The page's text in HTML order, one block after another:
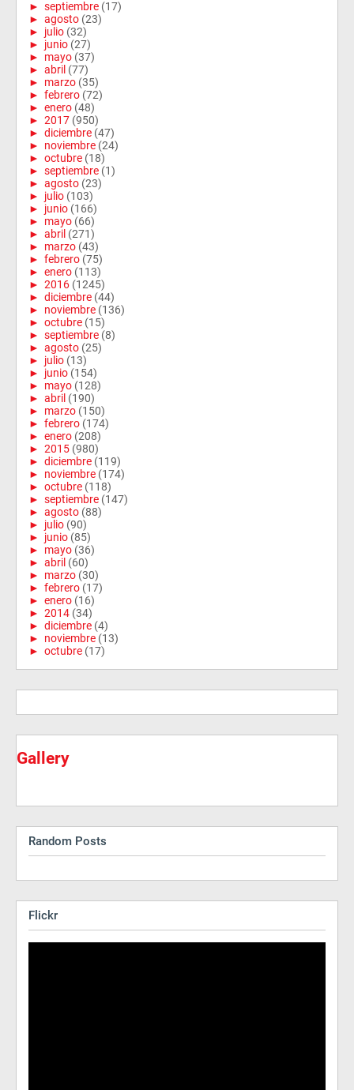
► septiembre (17)
► agosto (23)
► julio (32)
► junio (27)
► mayo (37)
► abril (77)
► marzo (35)
► febrero (72)
► enero (48)
► 2017 (950)
► diciembre (47)
► noviembre (24)
► octubre (18)
► septiembre (1)
► agosto (23)
► julio (103)
► junio (166)
► mayo (66)
► abril (271)
► marzo (43)
► febrero (75)
► enero (113)
► 2016 (1245)
► diciembre (44)
► noviembre (136)
► octubre (15)
► septiembre (8)
► agosto (25)
► julio (13)
► junio (154)
► mayo (128)
► abril (190)
► marzo (150)
► febrero (174)
► enero (208)
► 2015 (980)
► diciembre (119)
► noviembre (174)
► octubre (118)
► septiembre (147)
► agosto (88)
► julio (90)
► junio (85)
► mayo (36)
► abril (60)
► marzo (30)
► febrero (17)
► enero (16)
► 2014 (34)
► diciembre (4)
► noviembre (13)
► octubre (17)
Gallery
Random Posts
Flickr